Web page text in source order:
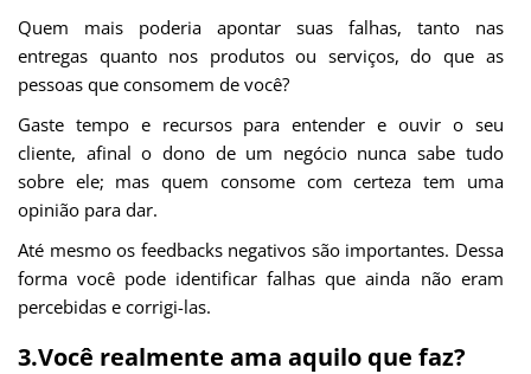
Quem mais poderia apontar suas falhas, tanto nas
entregas quanto nos produtos ou serviços, do que as
pessoas que consomem de você?
Gaste tempo e recursos para entender e ouvir o seu
cliente, afinal o dono de um negócio nunca sabe tudo
sobre ele; mas quem consome com certeza tem uma
opinião para dar.
Até mesmo os feedbacks negativos são importantes. Dessa
forma você pode identificar falhas que ainda não eram
percebidas e corrigi-las.
3.Você realmente ama aquilo que faz?